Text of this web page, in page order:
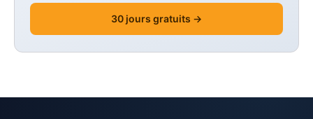
30 jours gratuits →